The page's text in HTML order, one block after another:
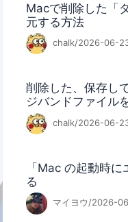
Macで削除した「
元する方法
chalk/2026-06-
削除した、保存し
ジバンドファイル
chalk/2026-06-
「Mac の起動時
る
マイヨウ/2026-